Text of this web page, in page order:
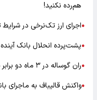
هم‌رده نکنید!
●اجرای ارز تک‌نرخی در
●پشت‌پرده انحلال بانک
●ران گوساله در ۳ ماه دو برابر شد؛ کسی حواسش هست؟
●واکنش قالیباف به ماجرای